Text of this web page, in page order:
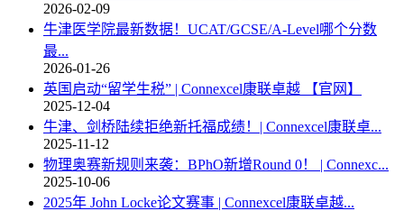
2026-02-09
牛津医学院最新数据！UCAT/GCSE/A-Level哪个分数
最...
2026-01-26
英国启动“留学生税” | Connexcel康联卓越 【官网】
2025-12-04
牛津、剑桥陆续拒绝新托福成绩！| Connexcel康联卓...
2025-11-12
物理奥赛新规则来袭：BPhO新增Round 0！ | Connexc...
2025-10-06
2025年 John Locke论文赛事 | Connexcel康联卓越...